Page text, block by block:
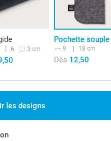
6 3 cm
Pochette souple
9 18 cm
Dès 12,50
les designs